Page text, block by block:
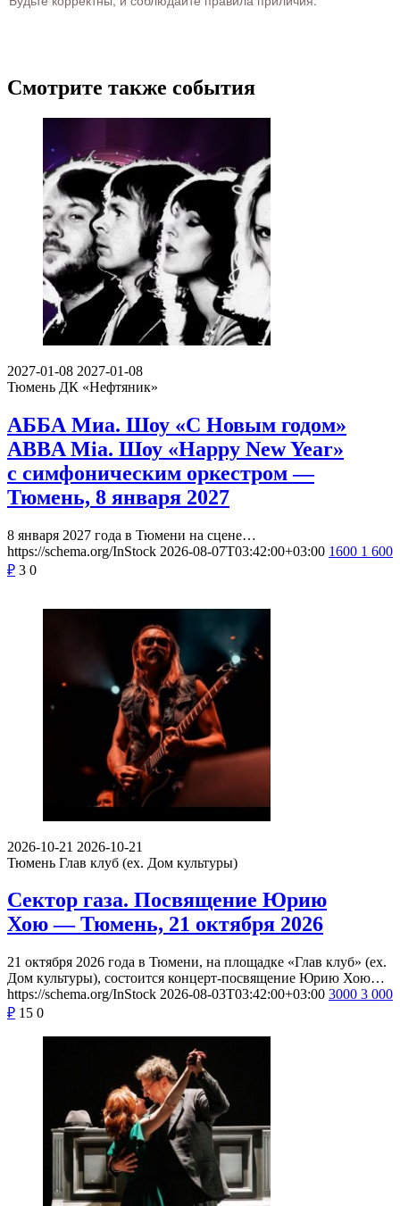
Смотрите также события
2027-01-08 2027-01-08
Тюмень ДК «Нефтяник»
АББА Миа. Шоу «С Новым годом»
ABBA Mia. Шоу «Happy New Year»
с симфоническим оркестром —
Тюмень, 8 января 2027
8 января 2027 года в Тюмени на сцене…
https://schema.org/InStock 2026-08-07T03:42:00+03:00 1600 1 600
₽ 3 0
2026-10-21 2026-10-21
Тюмень Глав клуб (ex. Дом культуры)
Сектор газа. Посвящение Юрию
Хою — Тюмень, 21 октября 2026
21 октября 2026 года в Тюмени, на площадке «Глав клуб» (ex.
Дом культуры), состоится концерт-посвящение Юрию Хою…
https://schema.org/InStock 2026-08-03T03:42:00+03:00 3000 3 000
₽ 15 0